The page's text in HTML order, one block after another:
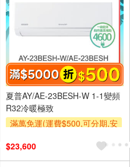
夏普AY/AE-23BESH-W 1-1變頻
R32冷暖極致
滿萬免運(運費$500,可分期,安
及使用6期以上分期0利率,需付
基本安裝運費)
$23,600